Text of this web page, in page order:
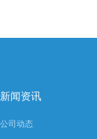
新闻资讯
公司动态